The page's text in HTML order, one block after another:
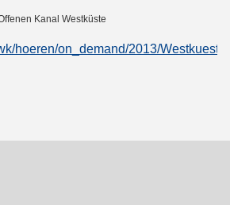
Kanal Westküste
hoeren/on_demand/2013/